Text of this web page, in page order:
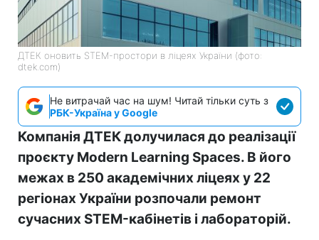
ДТЕК оновить STEM-простори в ліцеях України (фото:
dtek.com)
Не витрачай час на шум! Читай тільки суть з
РБК-Україна у Google
Компанія ДТЕК долучилася до реалізації
проєкту Modern Learning Spaces. В його
межах в 250 академічних ліцеях у 22
регіонах України розпочали ремонт
сучасних STEM-кабінетів і лабораторій.